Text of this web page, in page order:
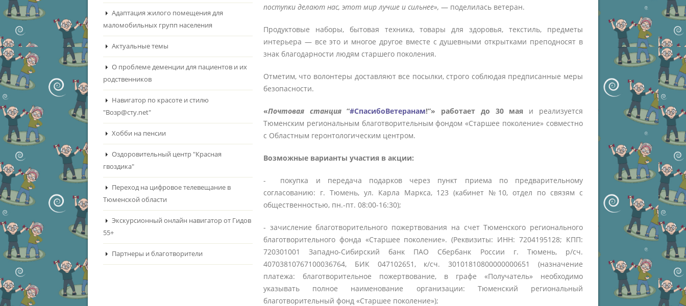
Адаптация жилого помещения для
маломобильных групп населения
Актуальные темы
О проблеме деменции для пациентов и их
родственников
Навигатор по красоте и стилю
"Возр@сту.net"
Хобби на пенсии
Оздоровительный центр "Красная
гвоздика"
Переход на цифровое телевещание в
Тюменской области
Экскурсионный онлайн навигатор от Гидов
55+
Партнеры и благотворители
поступки делают нас, этот мир лучше и сильнее», ― поделилась ветеран.
Продуктовые наборы, бытовая техника, товары для здоровья, текстиль, предметы
интерьера ― все это и многое другое вместе с душевными открытками преподносят в
знак благодарности людям старшего поколения.
Отметим, что волонтеры доставляют все посылки, строго соблюдая предписанные меры
безопасности.
«Почтовая станция“#СпасибоВетеранам!”» работает до 30 мая и реализуется
Тюменским региональным благотворительным фондом «Старшее поколение» совместно
с Областным геронтологическим центром.
Возможные варианты участия в акции:
- покупка и передача подарков через пункт приема по предварительному
согласованию: г. Тюмень, ул. Карла Маркса, 123 (кабинет №10, отдел по связям с
общественностью, пн.-пт. 08:00-16:30);
- зачисление благотворительного пожертвования на счет Тюменского регионального
благотворительного фонда «Старшее поколение». (Реквизиты: ИНН: 7204195128; КПП:
720301001 Западно-Сибирский банк ПАО Сбербанк России г. Тюмень, р/сч.
40703810767100036764, БИК 047102651, к/сч. 30101810800000000651 (назначение
платежа: благотворительное пожертвование, в графе «Получатель» необходимо
указывать полное наименование организации: Тюменский региональный
благотворительный фонд «Старшее поколение»);